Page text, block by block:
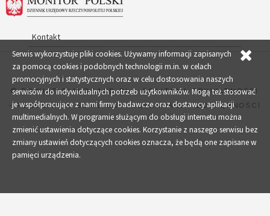
Kontakt
© POWIAT-BIALOGARD.PL-POLITYKA PRYWATNOŚCI
-REGULAMIN SERWISU-DEKLARACJA DOSTĘPNOŚCI
Serwis wykorzystuje pliki cookies. Używamy informacji zapisanych
za pomocą cookies i podobnych technologii m.in. w celach
promocyjnych i statystycznych oraz w celu dostosowania naszych
serwisów do indywidualnych potrzeb użytkowników. Mogą też stosować
je współpracujące z nami firmy badawcze oraz dostawcy aplikacji
multimedialnych. W programie służącym do obsługi internetu można
zmienić ustawienia dotyczące cookies. Korzystanie z naszego serwisu bez
zmiany ustawień dotyczących cookies oznacza, że będą one zapisane w
pamięci urządzenia.